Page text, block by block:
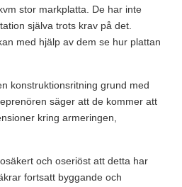
stor markplatta. De har inte
själva trots krav på det.
med hjälp av dem se hur plattan
konstruktionsritning grund med
säger att de kommer att
kring armeringen,
och oseriöst att detta har
fortsatt byggande och